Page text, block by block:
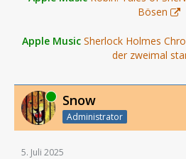
Bösen
Apple Music Sherlock Holmes
der zweimal
Online Snow
Administrator
5. Juli 2025